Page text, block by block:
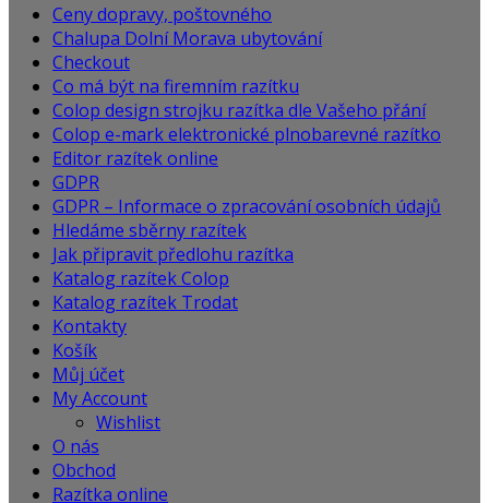
Ceny dopravy, poštovného
Chalupa Dolní Morava ubytování
Checkout
Co má být na firemním razítku
Colop design strojku razítka dle Vašeho přání
Colop e-mark elektronické plnobarevné razítko
Editor razítek online
GDPR
GDPR – Informace o zpracování osobních údajů
Hledáme sběrny razítek
Jak připravit předlohu razítka
Katalog razítek Colop
Katalog razítek Trodat
Kontakty
Košík
Můj účet
My Account
Wishlist
O nás
Obchod
Razítka online